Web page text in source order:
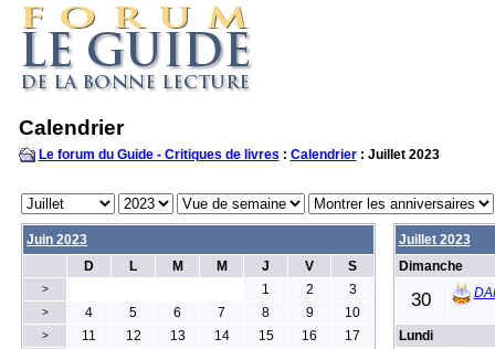
Calendrier
Le forum du Guide - Critiques de livres : Calendrier: Juillet 2023
Juin 2023
D
L M M J V S
> 1 2 3
> 4 5 6 7 8 9 10
> 11 12 13 14 15 16 17
Juillet 2023
Dimanche
30
Lundi